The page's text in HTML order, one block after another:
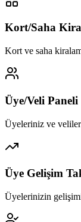
Kort/Saha
Kort ve saha
Üye/Veli Paneli
Üyeleriniz ve
Üye Gelişim
Üyelerinizin